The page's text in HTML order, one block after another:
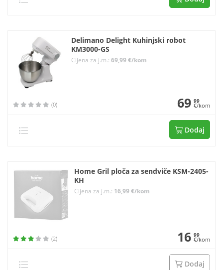
Delimano Delight Kuhinjski robot
KM3000-GS
Cijena za j.m.:69,99 €/kom
(0) 69 99
€/kom
Dodaj
Home Gril ploča za sendviče KSM-2405-
KH
Cijena za j.m.: 16,99 €/kom
(2) 16 99
€/kom
Dodaj